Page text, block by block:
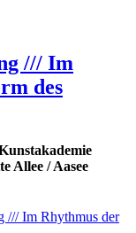
/// Im
des
Allee / Aasee